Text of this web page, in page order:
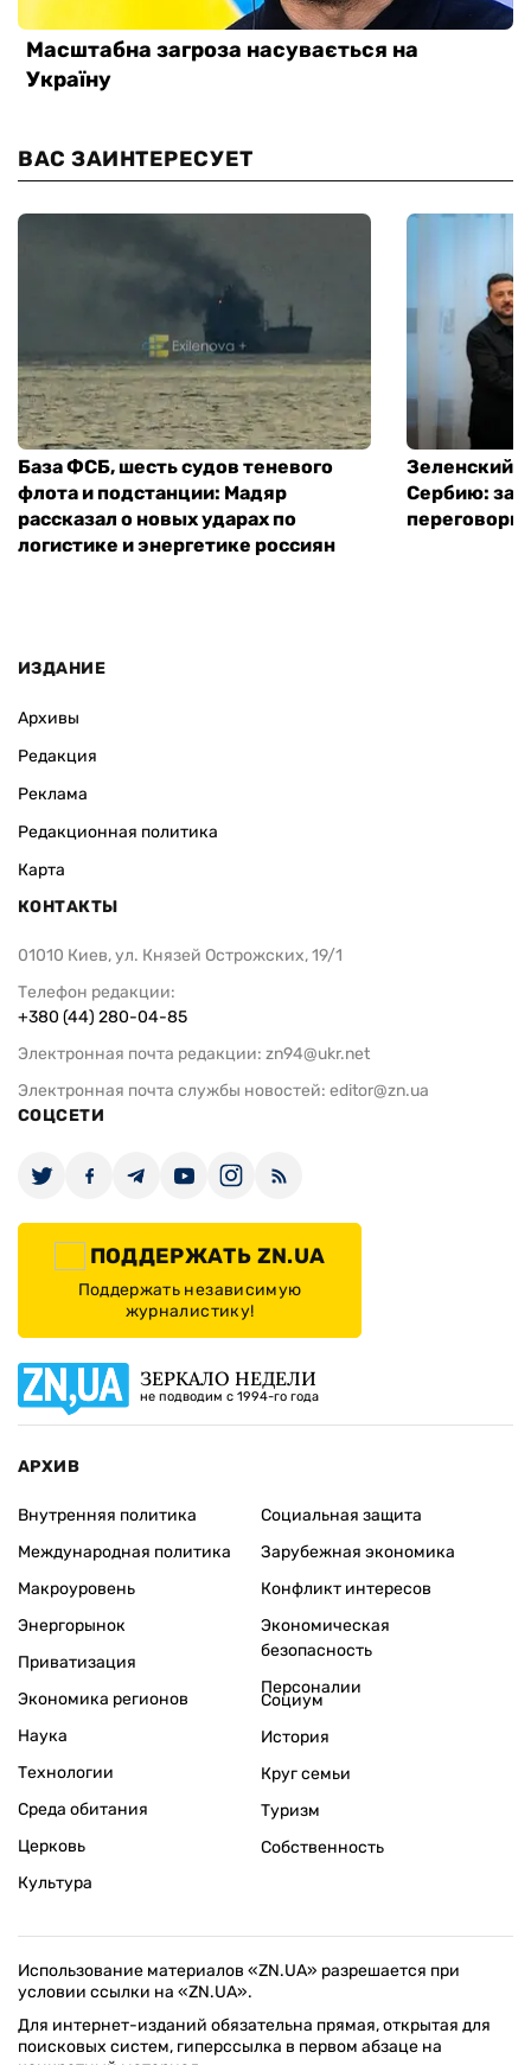
ВАС ЗАИНТЕРЕСУЕТ
База ФСБ, шесть судов теневого
флота и подстанции: Мадяр
рассказал о новых ударах по
логистике и энергетике россиян
Зеленский
Сербию:
переговоры
ИЗДАНИЕ
Архивы
Редакция
Реклама
Редакционная политика
Карта
КОНТАКТЫ
01010 Киев, ул. Князей Острожских, 19/1
Телефон редакции:
+380 (44) 280-04-85
Электронная почта редакции: zn94@ukr.net
Электронная почта службы новостей: editor@zn.ua
СОЦСЕТИ
ПОДДЕРЖАТЬ ZN.UA
Поддержать независимую
журналистику!
ЗЕРКАЛО НЕДЕЛИ
не подводим с 1994-го года
АРХИВ
Внутренняя политика
Международная политика
Макроуровень
Энергорынок
Приватизация
Экономика регионов
Социальная защита
Зарубежная экономика
Конфликт интересов
Экономическая
безопасность
Персоналии
Наука
Технологии
Среда обитания
Церковь
Культура
Социум
История
Круг семьи
Туризм
Собственность
Использование материалов «ZN.UA» разрешается при
условии ссылки на «ZN.UA».
Для интернет-изданий обязательна прямая, открытая для
поисковых систем, гиперссылка в первом абзаце на